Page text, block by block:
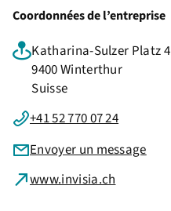
Coordonnées de l’entreprise
Katharina-Sulzer Platz 4
9400 Winterthur
Suisse
+41 52 770 07 24
Envoyer un message
www.invisia.ch